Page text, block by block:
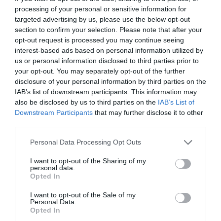
processing of your personal or sensitive information for
targeted advertising by us, please use the below opt-out
section to confirm your selection. Please note that after your
opt-out request is processed you may continue seeing
interest-based ads based on personal information utilized by
us or personal information disclosed to third parties prior to
your opt-out. You may separately opt-out of the further
disclosure of your personal information by third parties on the
IAB’s list of downstream participants. This information may
also be disclosed by us to third parties on the IAB’s List of
Downstream Participants that may further disclose it to other
Please note that this website/app uses one or more Google
not limited to your visit or usage behaviour. You may click to
grant or deny consent to Google and its third-party tags to
use your data for below specified purposes in below Google
consent section.
Personal Data Processing Opt Outs
I want to opt-out of the Sharing of my
personal data.
Opted In
I want to opt-out of the Sale of my
Personal Data.
Opted In
μάθαμε; Ευτυχώς δεν
πάθαμε…
Οι 11 της πλειοψηφίας με τους δύο λογιστές στην μια
άκρη του μισοάδειου τραπεζιού. Οι δύο της
αντιπολίτευσης δεν διακρίνονται στην άλλη άκρη.
Ενδιαμέσως το μικροπαραταξιακό χάος… Μερικές
ενδεικτικές λεπτομέρειες του δημοτικού συμβούλιου της
30ης Δεκεμβρίου 2015 δίνουν το “υπέροχο” πολιτικό
κλίμα που επικράτησε στην τελευταία συνεδριάση την
READINGΔημοτικό
Συμβούλιο
Μάθαμε!
Τι